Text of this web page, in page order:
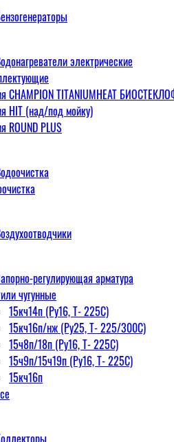
электрические
CHAMPION TITANIUMHEAT
HIT (над/под мойку)
ROUND PLUS
регулирующая арматура
чугунные
15кч14п (Ру16, Т- 225С)
15кч16п/нж (Ру25, Т- 225/300С)
15ч8п/18п (Ру16, Т- 225С)
15ч9п/15ч19п (Ру16, Т- 225С)
15кч16п